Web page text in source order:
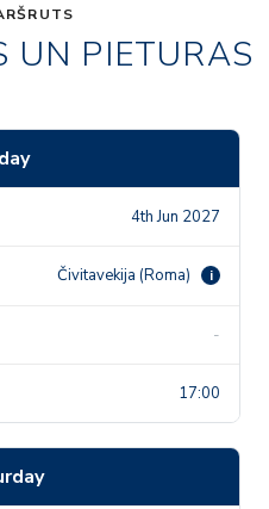
UN PIETURAS
4th Jun 2027
Čivitavekija (Roma) i
-
17:00